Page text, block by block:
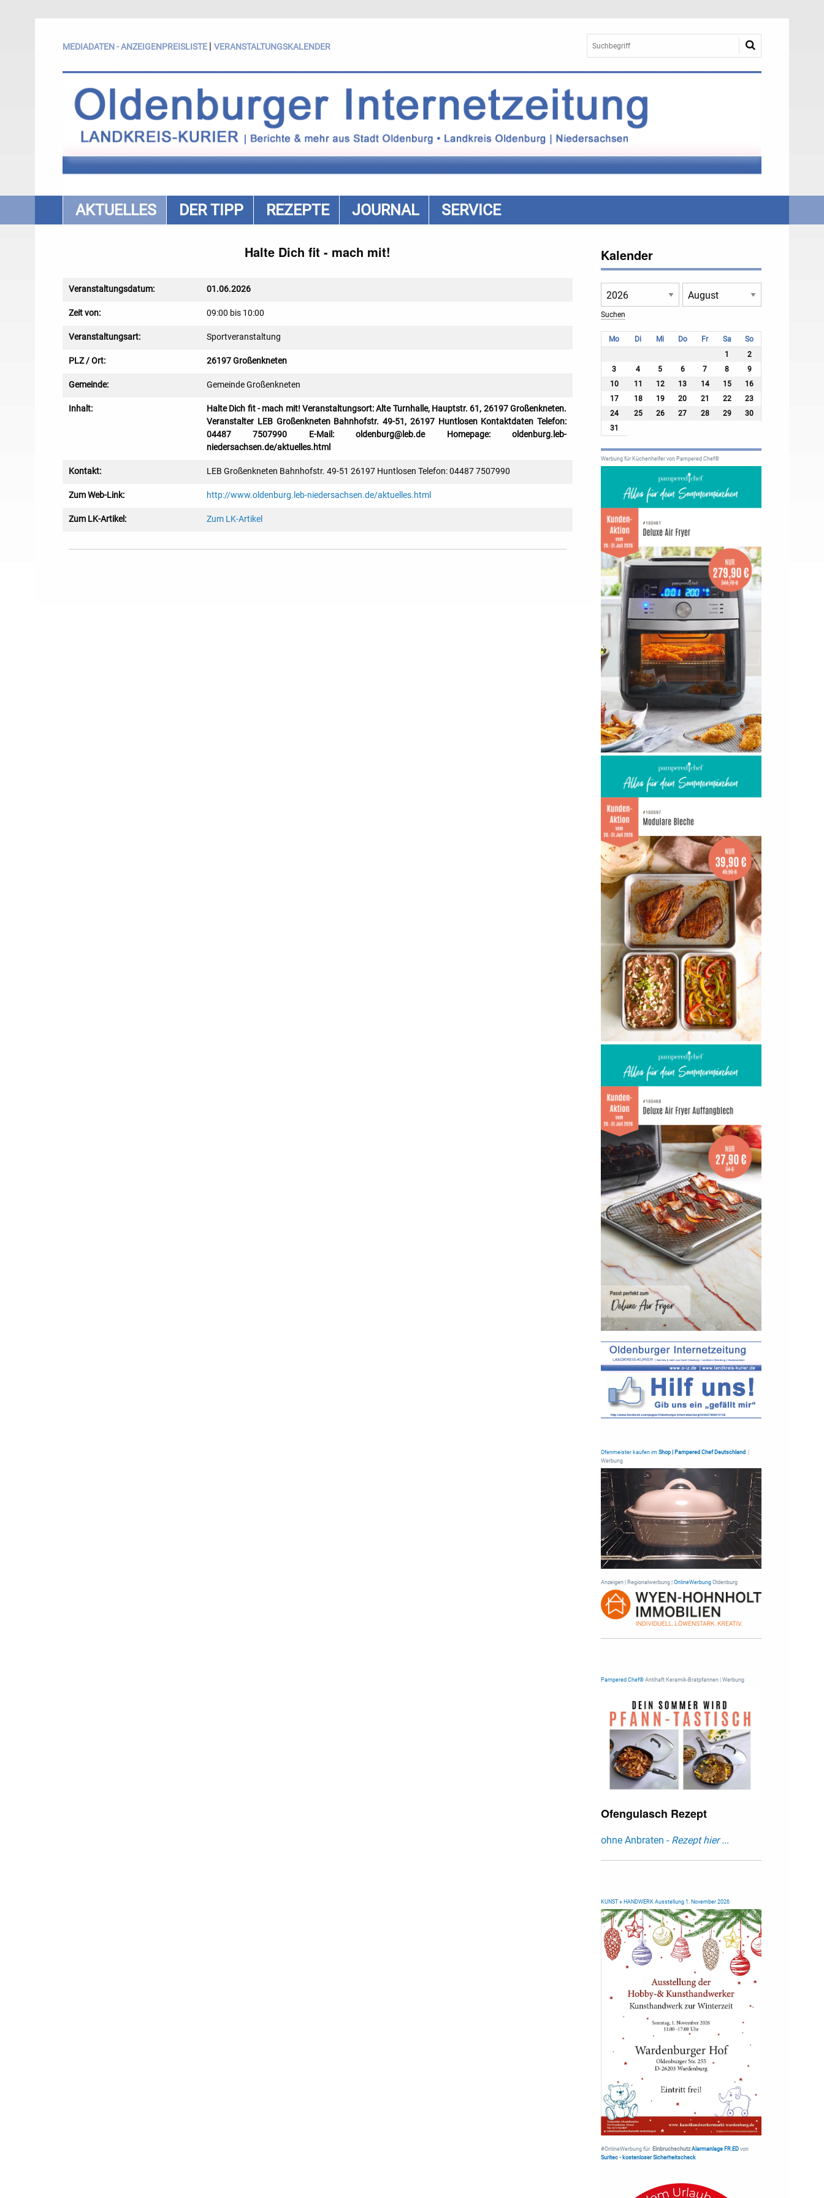
MEDIADATEN - ANZEIGENPREISLISTE | VERANSTALTUNGSKALENDER
AKTUELLES DER TIPP REZEPTE JOURNAL SERVICE
Halte Dich fit - mach mit!
Veranstaltungsdatum: 01.06.2026
Zeit von: 09:00 bis 10:00
Veranstaltungsart: Sportveranstaltung
PLZ / Ort: 26197 Großenkneten
Gemeinde: Gemeinde Großenkneten
Inhalt:
Halte Dich fit - mach mit! Veranstaltungsort: Alte Turnhalle, Hauptstr. 61, 26197 Großenkneten.
Veranstalter LEB Großenkneten Bahnhofstr. 49-51, 26197 Huntlosen Kontaktdaten Telefon:
04487 7507990 E-Mail: oldenburg@leb.de Homepage: oldenburg.leb-
niedersachsen.de/aktuelles.html
Kontakt: LEB Großenkneten Bahnhofstr. 49-51 26197 Huntlosen Telefon: 04487 7507990
Zum Web-Link: http://www.oldenburg.leb-niedersachsen.de/aktuelles.html
Zum LK-Artikel: Zum LK-Artikel
Kalender
Mo Di Mi Do Fr Sa
So
1
2
3
4 5 6 7 8
9
10
11 12 13 14 15
16
17
18 19 20 21 22
23
24
25 26 27 28 29
30
31
Werbung für Küchenhelfer von Pampered Chef®
Ofenmeister kaufen im Shop | Pampered Chef Deutschland
Werbung
Anzeigen | Regionalwerbung | OnlineWerbungOldenburg
Pampered Chef®Antihaft Keramik-Bratpfannen | Werbung
Ofengulasch Rezept
ohne Anbraten - Rezept hier ...
KUNST + HANDWERK Ausstellung 1. November 2026
#OnlineWerbung für Einbruchschutz Alarmanlage FR.ED von
Suritec• kostenloser Sicherheitscheck